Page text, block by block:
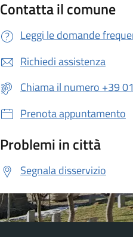
Contatta il comune
Leggi le domande
Richiedi assistenza
Chiama il numero +39
Prenota appuntamento
Problemi in città
Segnala disservizio